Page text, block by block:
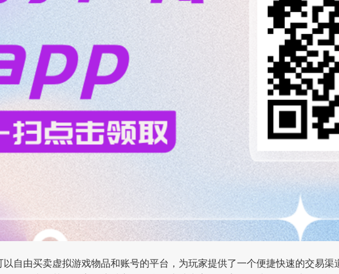
以自由买卖虚拟游戏物品和账号的平台，为玩家提供了一个便捷快速的交易